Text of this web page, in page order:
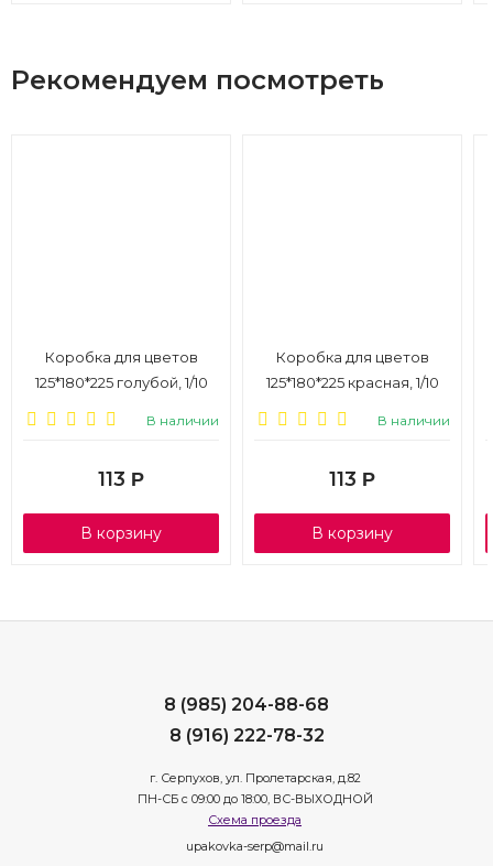
Рекомендуем посмотреть
Коробка для цветов
125*180*225 голубой, 1/10
В наличии
113 Р
В корзину
Коробка для цветов
125*180*225 красная, 1/10
В наличии
113 Р
В корзину
8 (985) 204-88-68
8 (916) 222-78-32
г. Серпухов, ул. Пролетарская, д.82
ПН-СБ с 09:00 до 18:00, ВС-ВЫХОДНОЙ
Схема проезда
upakovka-serp@mail.ru